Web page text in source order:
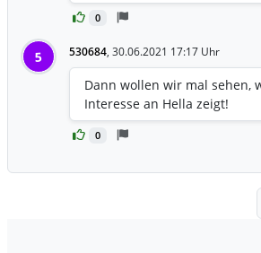
0
5 530684, 30.06.2021 17:17 Uhr
0
Dann wollen wir mal sehen,
Interesse an Hella zeigt!